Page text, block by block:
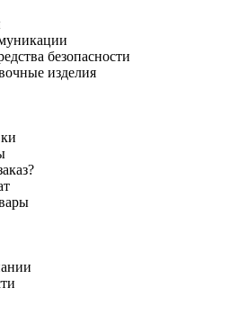
безопасности
изделия